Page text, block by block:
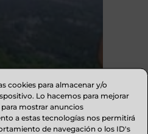
cookies para almacenar y/o
Lo hacemos para mejorar
mostrar anuncios
a estas tecnologías nos permitirá
de navegación o los ID's